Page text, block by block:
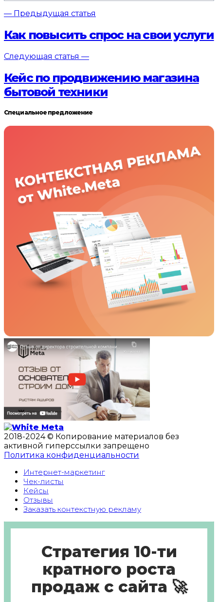
— Предыдущая статья
Как повысить спрос на свои услуги
Следующая статья —
Кейс по продвижению магазина
бытовой техники
Специальное предложение
2018-2024 © Копирование материалов без
активной гиперссылки запрещено
Политика конфиденциальности
Интернет-маркетинг
Чек-листы
Кейсы
Отзывы
Заказать контекстную рекламу
Стратегия 10-ти
кратного роста
продаж с сайта 🚀